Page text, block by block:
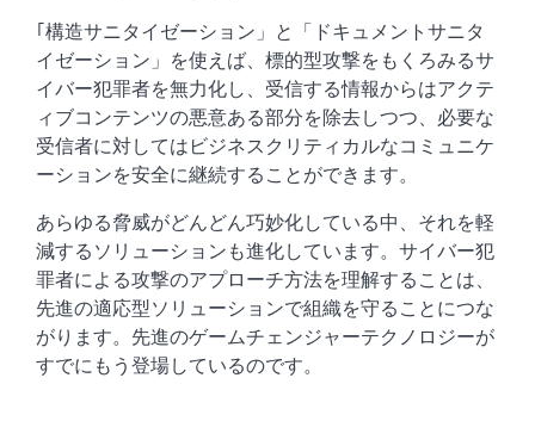
｢構造サニタイゼーション」と「ドキュメントサニタ
イゼーション」を使えば、標的型攻撃をもくろみるサ
イバー犯罪者を無力化し、受信する情報からはアクテ
ィブコンテンツの悪意ある部分を除去しつつ、必要な
受信者に対してはビジネスクリティカルなコミュニケ
ーションを安全に継続することができます。
あらゆる脅威がどんどん巧妙化している中、それを軽
減するソリューションも進化しています。サイバー犯
罪者による攻撃のアプローチ方法を理解することは、
先進の適応型ソリューションで組織を守ることにつな
がります。先進のゲームチェンジャーテクノロジーが
すでにもう登場しているのです。